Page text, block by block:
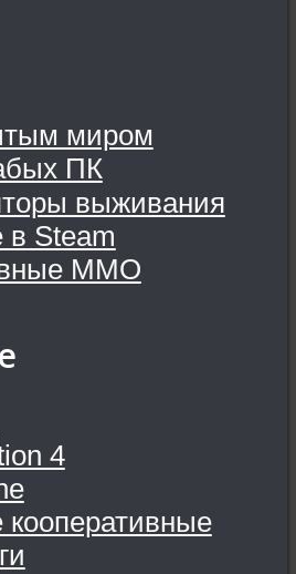
миром
ПК
выживания
Steam
MMO
4